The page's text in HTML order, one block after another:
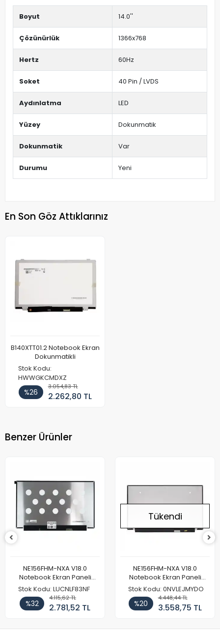
Boyut 14.0''
Çözünürlük 1366x768
Hertz 60Hz
Soket 40 Pin / LVDS
Aydınlatma LED
Yüzey Dokunmatik
Dokunmatik Var
Durumu Yeni
En Son Göz Attıklarınız
B140XTT01.2 Notebook Ekran
Dokunmatikli
Stok Kodu:
HWWGKCMDXZ
%26
3.054,83 TL
2.262,80 TL
Benzer Ürünler
NE156FHM-NXA V18.0
Notebook Ekran Paneli
144Hz
Stok Kodu: LUCNLF83NF
%32
4.115,62 TL
2.781,52 TL
Tükendi
NE156FHM-NXA V18.0
Notebook Ekran Paneli
165Hz
Stok Kodu: 0NVLEJMYDO
%20
4.448,44 TL
3.558,75 TL